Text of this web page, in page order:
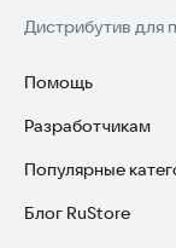
Дистрибутив для
Помощь
Установка RuStore
Установка
Установка
Разработчикам
Зарабатывать с
Стать
Популярные
Игры для Android
Блог RuStore